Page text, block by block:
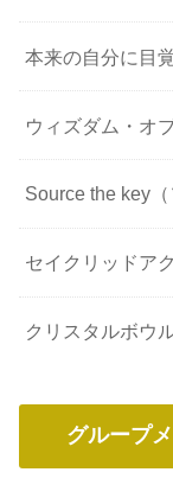
本来の自分に目
ウィズダム・オ
Source the key（
セイクリッドア
クリスタルボウ
グループ